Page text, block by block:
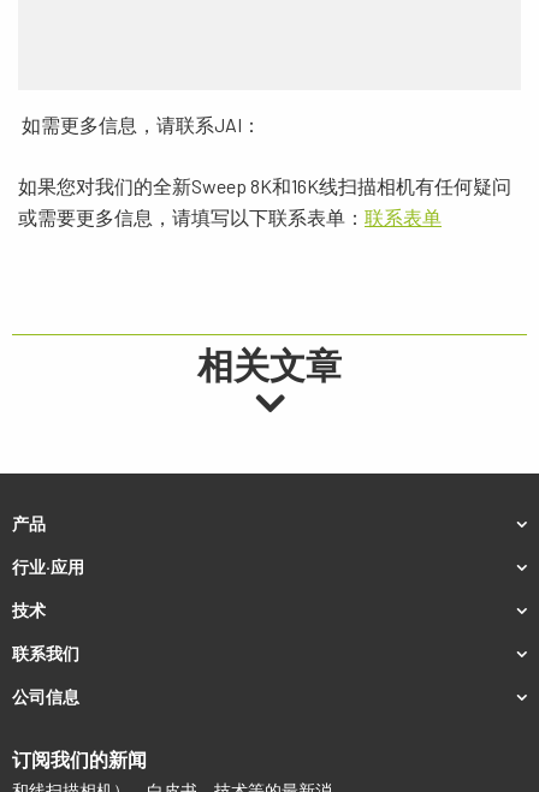
如需更多信息，请联系JAI：
如果您对我们的全新Sweep 8K和16K线扫描相机有任何疑问
或需要更多信息，请填写以下联系表单： 联系表单
相关文章
产品
行业·应用
技术
联系我们
公司信息
订阅我们的新闻